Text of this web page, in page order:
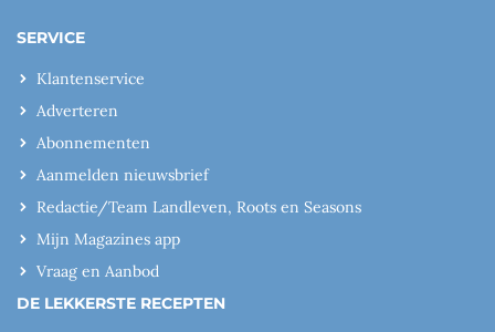
SERVICE
Klantenservice
Adverteren
Abonnementen
Aanmelden nieuwsbrief
Redactie/Team Landleven, Roots en Seasons
Mijn Magazines app
Vraag en Aanbod
DE LEKKERSTE RECEPTEN